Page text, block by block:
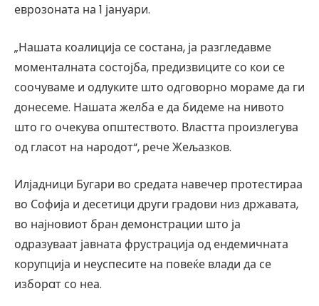
еврозоната на 1 јануари.
„Нашата коалиција се состана, ја разгледавме
моменталната состојба, предизвиците со кои се
соочуваме и одлуките што одговорно мораме да ги
донесеме. Нашата желба е да бидеме на нивото
што го очекува општеството. Властта произлегува
од гласот на народот“, рече Жељазков.
Илјадници Бугари во средата навечер протестираа
во Софија и десетици други градови низ државата,
во најновиот бран демонстрации што ја
одразуваат јавната фрустрација од ендемичната
корупција и неуспесите на повеќе влади да се
изборaт со неа.